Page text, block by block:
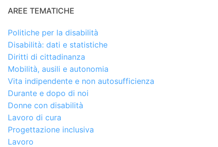
AREE TEMATICHE
Politiche per la disabilità
Disabilità: dati e statistiche
Diritti di cittadinanza
Mobilità, ausili e autonomia
Vita indipendente e non autosufficienza
Durante e dopo di noi
Donne con disabilità
Lavoro di cura
Progettazione inclusiva
Lavoro